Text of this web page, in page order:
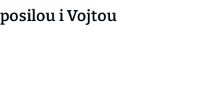
posilou i Vojtou